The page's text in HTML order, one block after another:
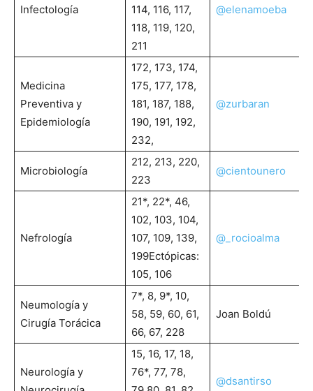
Infectología
114, 116, 117,
118, 119, 120,
211
@elenamoeba
Medicina
Preventiva y
Epidemiología
172, 173, 174,
175, 177, 178,
181, 187, 188,
190, 191, 192,
232,
@zurbaran
Microbiología
212, 213, 220,
223
@cientounero
Nefrología
21*, 22*, 46,
102, 103, 104,
107, 109, 139,
199Ectópicas:
105, 106
@_rocioalma
Neumología y
Cirugía Torácica
7*, 8, 9*, 10,
58, 59, 60, 61,
66, 67, 228
Joan Boldú
Neurología y
15, 16, 17, 18,
76*, 77, 78,
@dsantirso